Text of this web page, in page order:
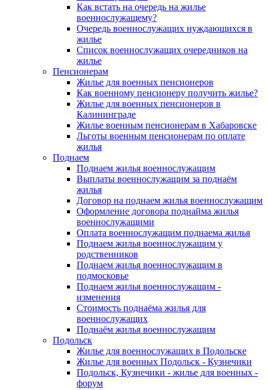
Как встать на очередь на жилье
военнослужащему?
Очередь военнослужащих нуждающихся в
жилье
Список военнослужащих очередников на
жилье
Пенсионерам
Жилье для военных пенсионеров
Как военному пенсионеру получить жилье?
Жилье для военных пенсионеров в
Калининграде
Жилье военным пенсионерам в Хабаровске
Льготы военным пенсионерам по оплате
жилья
Поднаем
Поднаем жилья военнослужащим
Выплаты военнослужащим за поднаём
жилья
Договор на поднаем жилья военнослужащим
Оформление договора поднайма жилья
военнослужащими
Оплата военнослужащим поднаема жилья
Поднаем жилья военнослужащим у
родственников
Поднаем жилья военнослужащим в
подмосковье
Поднаем жилья военнослужащим -
изменения
Стоимость поднаёма жилья для
военнослужащих
Поднаём жилья военнослужащим
Подольск
Жилье для военнослужащих в Подольске
Жилье для военных Подольск - Кузнечики
Подольск, Кузнечики - жилье для военных -
форум